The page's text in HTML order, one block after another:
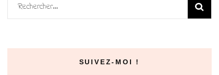
Rechercher :
SUIVEZ-MOI !